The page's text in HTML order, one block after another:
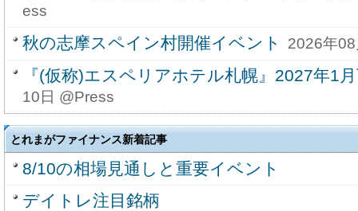
ess
秋の志摩スペイン村開催イベント 2026年
『(仮称)エスペリアホテル札幌』2027年1
10日 @Press
とれまがファイナンス新着記事
8/10の相場見通しと重要イベント
デイトレ注目銘柄